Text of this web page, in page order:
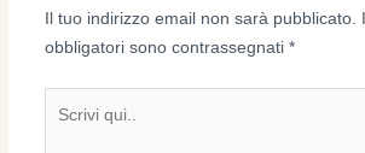
Il tuo indirizzo email non sarà pubblicato.
obbligatori sono contrassegnati *